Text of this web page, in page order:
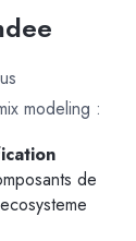
modeling :
de